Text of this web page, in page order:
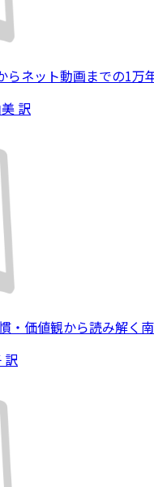
らネット動画までの1万
訳
・価値観から読み解く
訳